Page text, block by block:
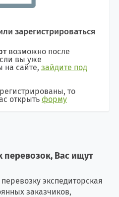
зарегистрироваться
возможно после
вы уже
на сайте, зайдите под
то
открыть форму
Вас ищут
экспедиторская
заказчиков,